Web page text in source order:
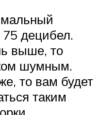
децибел.
выше, то
шумным.
то вам будет
таким